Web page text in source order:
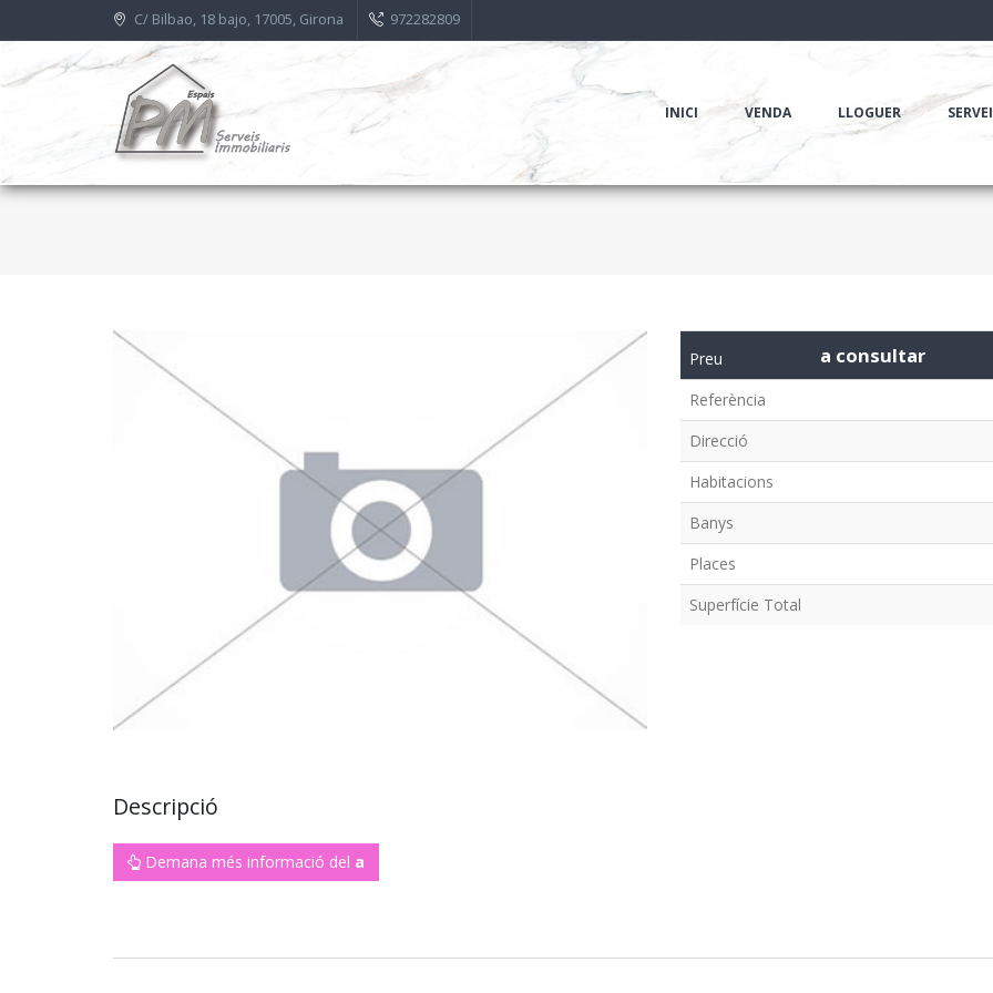
C/ Bilbao, 18 bajo, 17005, Girona 972282809
INICI VENDA LLOGUER
Preu a consultar
Referència
Direcció
Habitacions
Banys
Places
Superfície Total
Descripció
Demana més informació del a